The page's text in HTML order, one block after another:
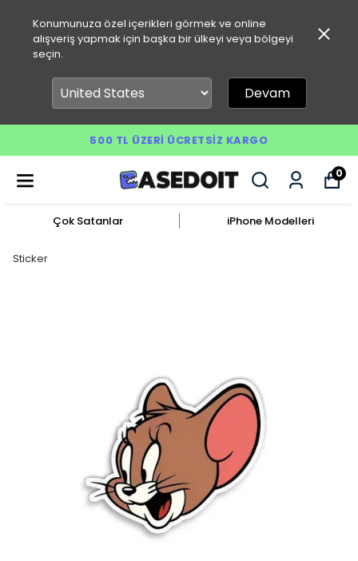
Konumunuza özel içerikleri görmek ve online
alışveriş yapmak için başka bir ülkeyi veya bölgeyi
seçin.
Devam
500 TL ÜZERI ÜCRETSIZ KARGO
0
Çok Satanlar iPhone Modelleri
Sticker